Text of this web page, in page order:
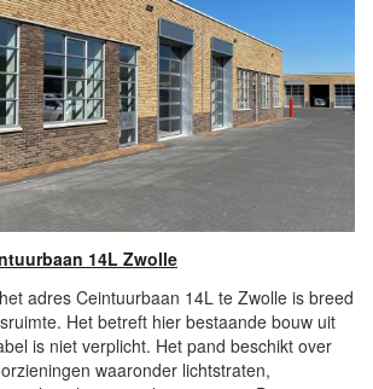
14L Zwolle
adres Ceintuurbaan 14L te Zwolle is breed
Het betreft hier bestaande bouw uit
is niet verplicht. Het pand beschikt over
waaronder lichtstraten,